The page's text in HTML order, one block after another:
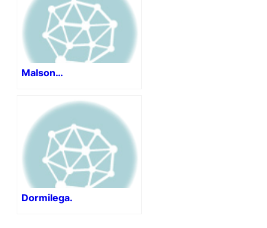
Malson…
Dormilega.